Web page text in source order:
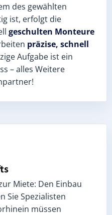
des gewählten
ist, erfolgt die
geschulten Monteure
präzise, schnell
Aufgabe ist ein
– alles Weitere
Miete: Den Einbau
Sie Spezialisten
müssen